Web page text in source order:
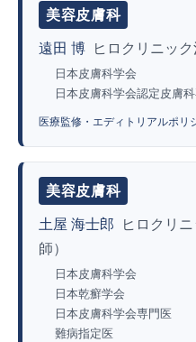
美容皮膚科
遠田 博 ヒロクリニッ
日本皮膚科学会
日本皮膚科学会認定皮膚
医療監修・エディトリアルポリ
美容皮膚科
土屋 海士郎
ヒロクリ
師）
日本皮膚科学会
日本乾癬学会
日本皮膚科学会専門医
難病指定医